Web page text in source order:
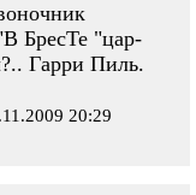
БресТе "цар-
Гарри Пиль.
20:29